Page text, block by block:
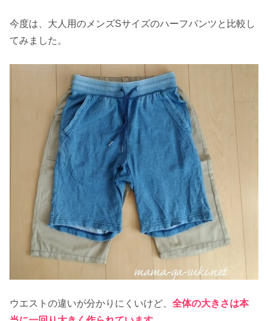
今度は、大人用のメンズSサイズのハーフパンツと比較し
てみました。
ウエストの違いが分かりにくいけど、全体の大きさは本